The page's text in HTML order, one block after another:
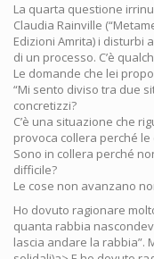
La quarta questione
Claudia Rainville
Edizioni Amrita) i disturbi
di un processo. C’è
Le domande che lei
“Mi sento diviso tra due
concretizzi?
C’è una situazione che
provoca collera perché
Sono in collera perché
difficile?
Le cose non avanzano
Ho dovuto ragionare
quanta rabbia
lascia andare la rabbia”.